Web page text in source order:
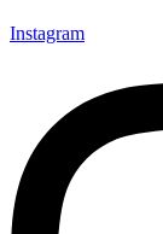
Instagram